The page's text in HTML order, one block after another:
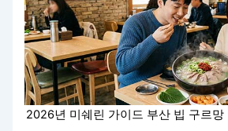
2026년 미쉐린 가이드 부산 빕 구르망